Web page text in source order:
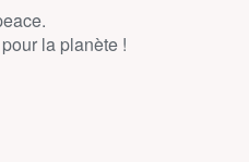
la planète !